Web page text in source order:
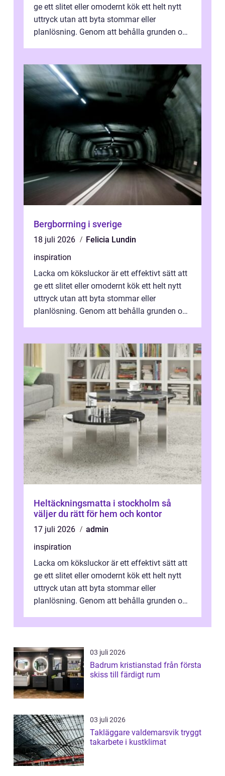
ge ett slitet eller omodernt kök ett helt nytt
uttryck utan att byta stommar eller
planlösning. Genom att behålla grunden och
Bergborrning i sverige
18 juli 2026
Felicia Lundin
inspiration
Lacka om köksluckor är ett effektivt sätt att
ge ett slitet eller omodernt kök ett helt nytt
uttryck utan att byta stommar eller
planlösning. Genom att behålla grunden och
Heltäckningsmatta i stockholm så
väljer du rätt för hem och kontor
17 juli 2026
admin
inspiration
Lacka om köksluckor är ett effektivt sätt att
ge ett slitet eller omodernt kök ett helt nytt
uttryck utan att byta stommar eller
planlösning. Genom att behålla grunden och
03 juli 2026
Badrum kristianstad från första
skiss till färdigt rum
03 juli 2026
Takläggare valdemarsvik tryggt
takarbete i kustklimat